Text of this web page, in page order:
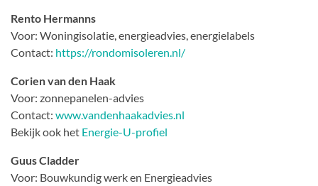
Rento Hermanns
Voor: Woningisolatie, energieadvies, energielabels
Contact: https://rondomisoleren.nl/
Corien van den Haak
Voor: zonnepanelen-advies
Contact: www.vandenhaakadvies.nl
Bekijk ook het Energie-U-profiel
Guus Cladder
Voor: Bouwkundig werk en Energieadvies